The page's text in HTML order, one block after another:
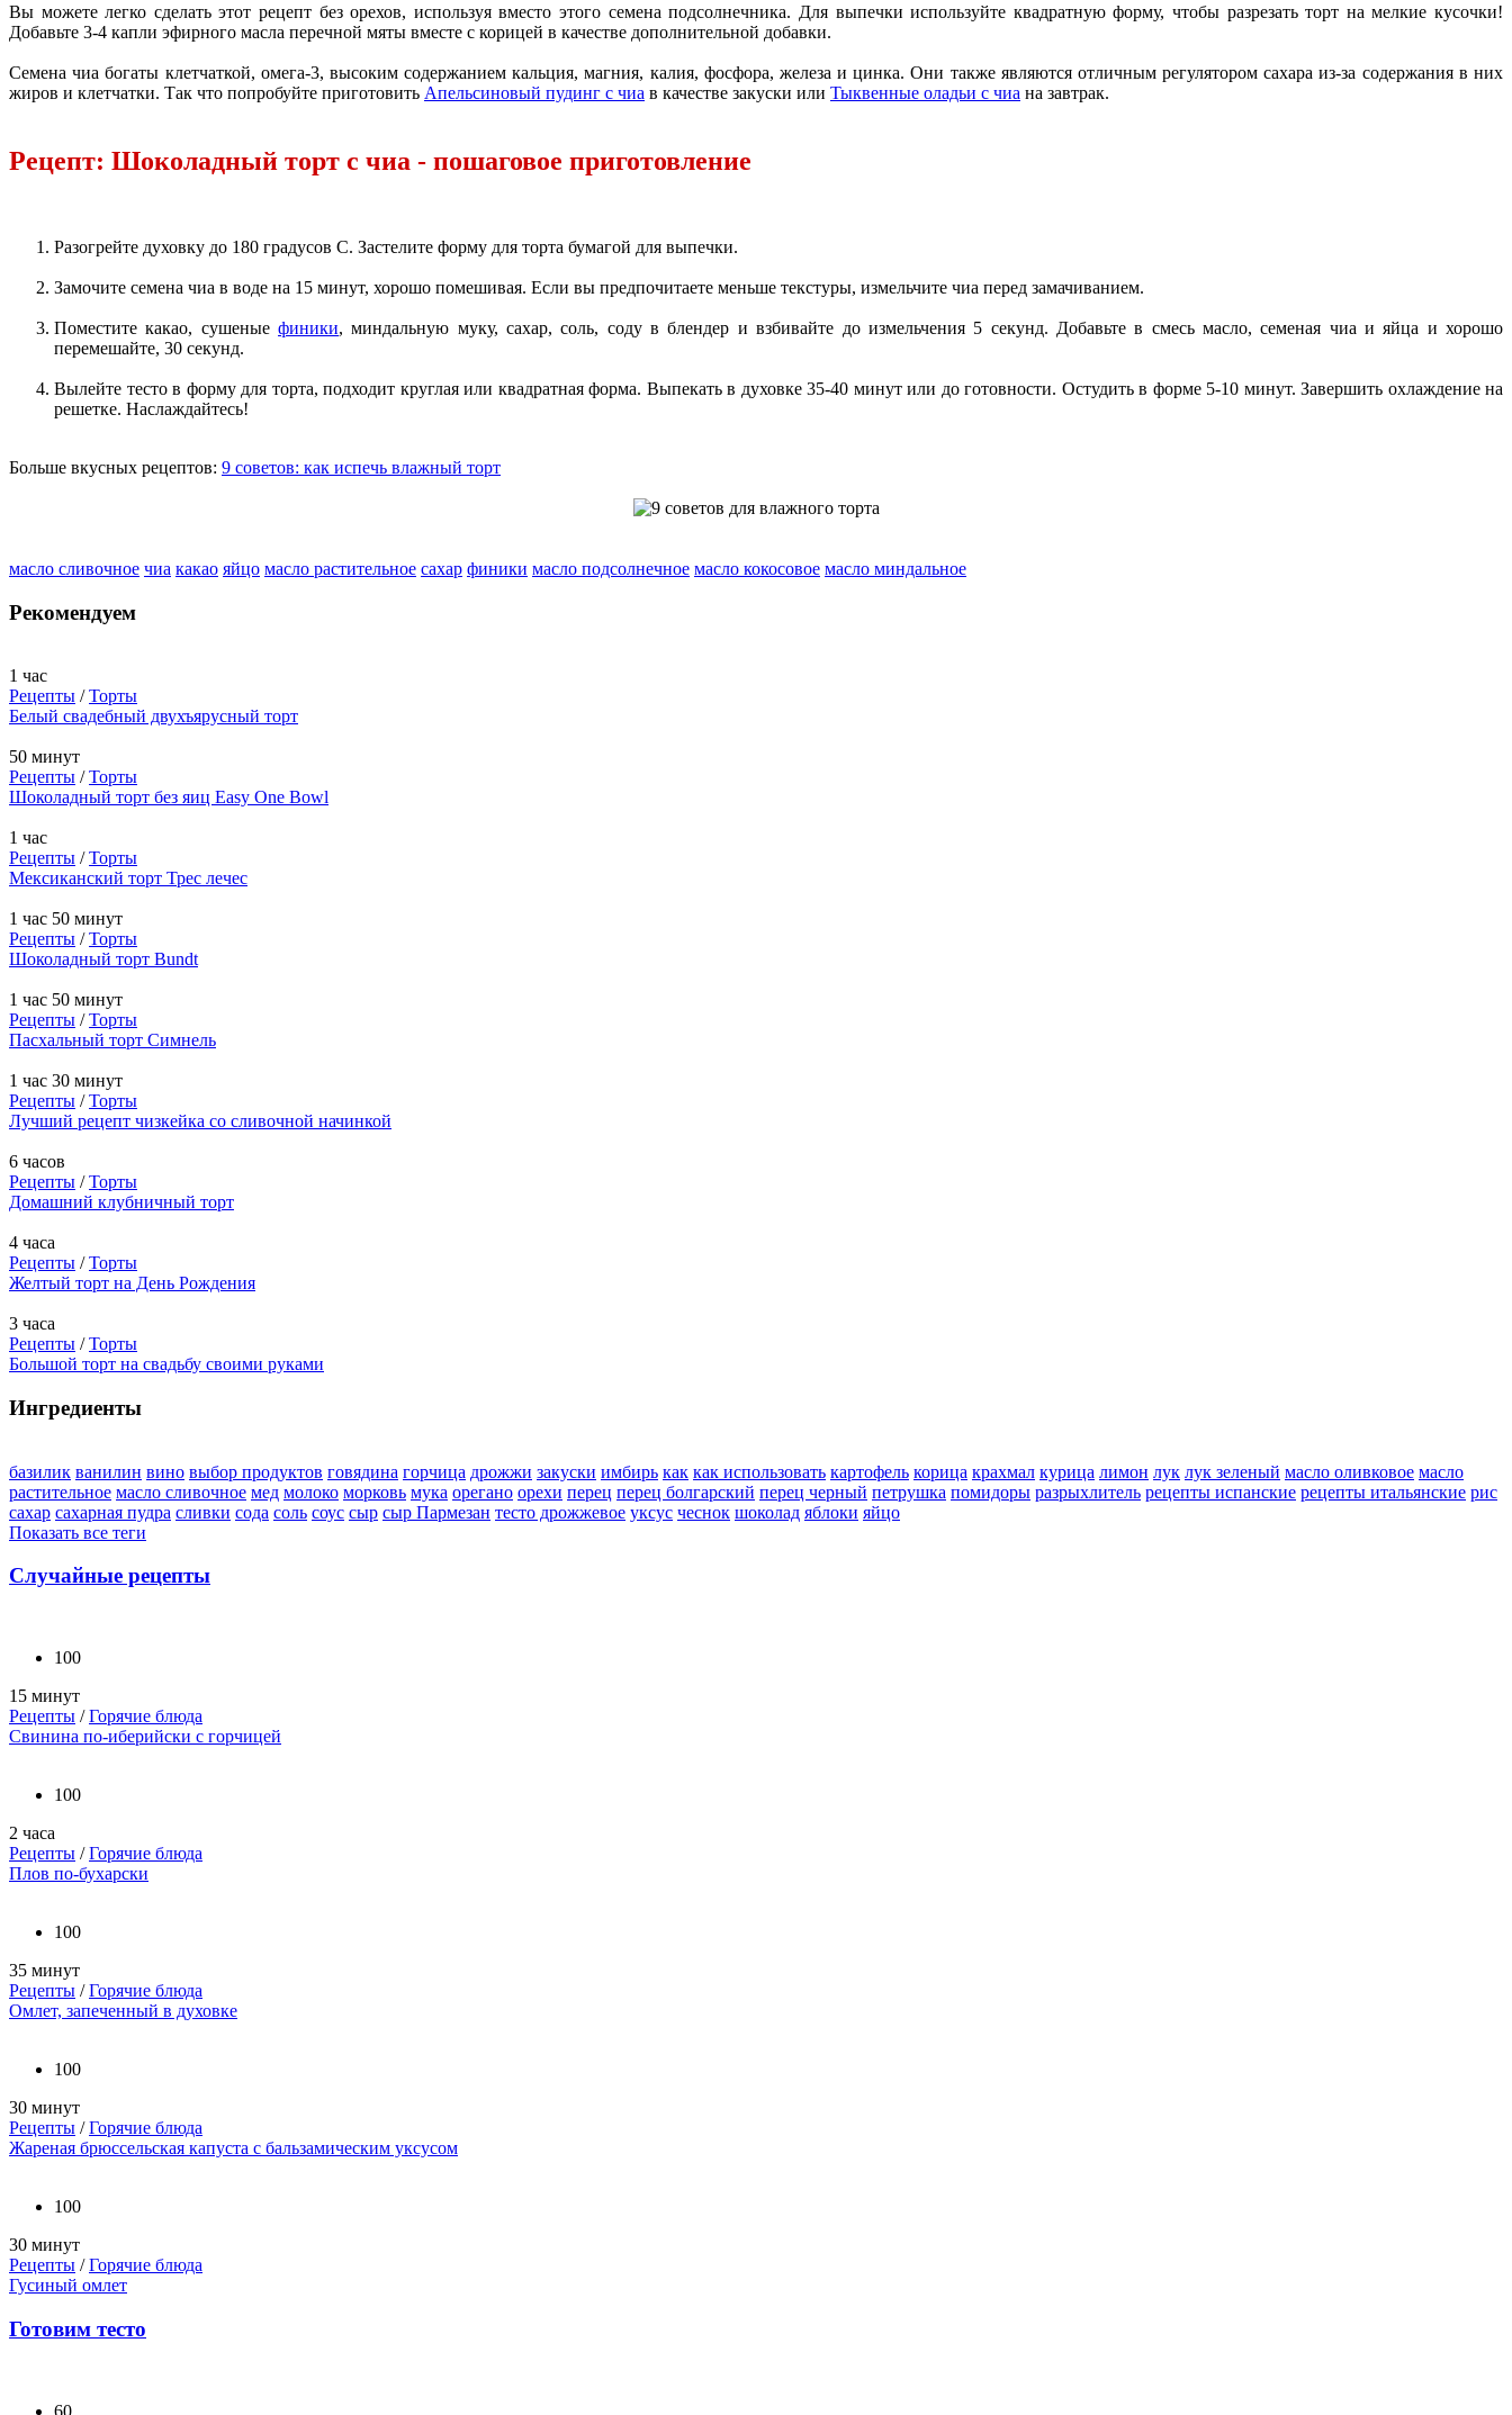
Вы можете легко сделать этот рецепт без орехов, используя вместо этого семена подсолнечника. Для выпечки используйте квадратную форму, чтобы разрезать торт на мелкие кусочки!
Добавьте 3-4 капли эфирного масла перечной мяты вместе с корицей в качестве дополнительной добавки.
Семена чиа богаты клетчаткой, омега-3, высоким содержанием кальция, магния, калия, фосфора, железа и цинка. Они также являются отличным регулятором сахара из-за содержания в них
жиров и клетчатки. Так что попробуйте приготовить Апельсиновый пудинг с чиа в качестве закуски или Тыквенные оладьи с чиа на завтрак.
Рецепт: Шоколадный торт с чиа - пошаговое приготовление
Разогрейте духовку до 180 градусов C. Застелите форму для торта бумагой для выпечки.
Замочите семена чиа в воде на 15 минут, хорошо помешивая. Если вы предпочитаете меньше текстуры, измельчите чиа перед замачиванием.
Поместите какао, сушеныефиники, миндальную муку, сахар, соль, соду в блендер и взбивайте до измельчения 5 секунд. Добавьте в смесь масло, семеная чиа и яйца и хорошо
перемешайте, 30 секунд.
Вылейте тесто в форму для торта, подходит круглая или квадратная форма. Выпекать в духовке 35-40 минут или до готовности. Остудить в форме 5-10 минут. Завершить охлаждение на
решетке. Наслаждайтесь!
Больше вкусных рецептов: 9 советов: как испечь влажный торт
масло сливочное чиа какао яйцо масло растительное сахар финики масло подсолнечное масло кокосовое масло миндальное
Рекомендуем
1 час
Рецепты /Торты
Белый свадебный двухъярусный торт
50 минут
Рецепты /Торты
Шоколадный торт без яиц Easy One Bowl
1 час
Рецепты /Торты
Мексиканский торт Трес лечес
1 час 50 минут
Рецепты /Торты
Шоколадный торт Bundt
1 час 50 минут
Рецепты /Торты
Пасхальный торт Симнель
1 час 30 минут
Рецепты /Торты
Лучший рецепт чизкейка со сливочной начинкой
6 часов
Рецепты /Торты
Домашний клубничный торт
4 часа
Рецепты /Торты
Желтый торт на День Рождения
3 часа
Рецепты /Торты
Большой торт на свадьбу своими руками
Ингредиенты
базилик ванилин вино выбор продуктов говядина горчица дрожжи закуски имбирь как как использовать картофель корица крахмал курица лимон лук лук зеленый масло оливковое масло
растительное масло сливочное мед молоко морковь мука орегано орехи перец перец болгарский перец черный петрушка помидоры разрыхлитель рецепты испанские рецепты итальянские рис
сахар сахарная пудра сливки сода соль соус сыр сыр Пармезан тесто дрожжевое уксус чеснок шоколад яблоки яйцо
Показать все теги
Случайные рецепты
100
15 минут
Рецепты /Горячие блюда
Свинина по-иберийски с горчицей
100
2 часа
Рецепты /Горячие блюда
Плов по-бухарски
100
35 минут
Рецепты /Горячие блюда
Омлет, запеченный в духовке
100
30 минут
Рецепты /Горячие блюда
Жареная брюссельская капуста с бальзамическим уксусом
100
30 минут
Рецепты /Горячие блюда
Гусиный омлет
Готовим тесто
60